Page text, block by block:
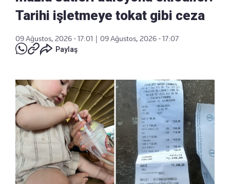
Tarihi işletmeye tokat gibi ceza
09 Ağustos, 2026 - 17:01
09 Ağustos, 2026 - 17:07
Paylaş